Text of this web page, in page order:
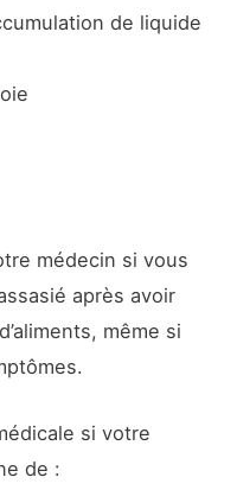
de liquide
médecin si vous
après avoir
même si
si votre
de :